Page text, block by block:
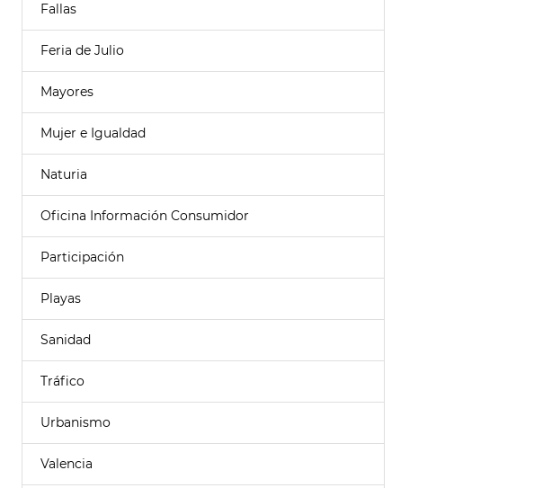
Fallas
Feria de Julio
Mayores
Mujer e Igualdad
Naturia
Oficina Información Consumidor
Participación
Playas
Sanidad
Tráfico
Urbanismo
Valencia